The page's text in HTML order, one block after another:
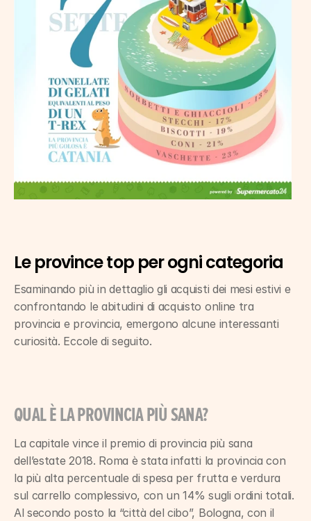
Le province top per ogni categoria
Esaminando più in dettaglio gli acquisti dei mesi estivi e
confrontando le abitudini di acquisto online tra
provincia e provincia, emergono alcune interessanti
curiosità. Eccole di seguito.
QUAL È LA PROVINCIA PIÙ SANA?
La capitale vince il premio di provincia più sana
dell’estate 2018. Roma è stata infatti la provincia con
la più alta percentuale di spesa per frutta e verdura
sul carrello complessivo, con un 14% sugli ordini totali.
Al secondo posto la “città del cibo”, Bologna, con il